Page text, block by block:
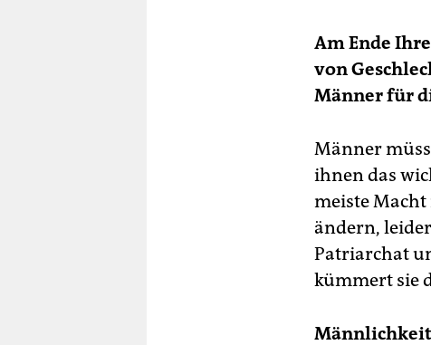
Am Ende
von
Männer für
Männer
ihnen das
meiste
ändern,
Patriarchat
kümmert sie
Männlichkeit